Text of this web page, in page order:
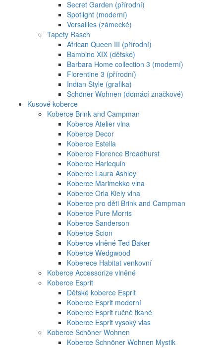
Secret Garden (přírodní)
Spotlight (moderní)
Versailles (zámecké)
Tapety Rasch
African Queen III (přírodní)
Bambino XIX (dětské)
Barbara Home collection 3 (moderní)
Florentine 3 (přírodní)
Indian Style (grafika)
Schöner Wohnen (domácí značkové)
Kusové koberce
Koberce Brink and Campman
Koberce Atelier vlna
Koberce Decor
Koberce Estella
Koberce Florence Broadhurst
Koberce Harlequin
Koberce Laura Ashley
Koberce Marimekko vlna
Koberce Orla Kiely vlna
Koberce pro děti Brink and Campman
Koberce Pure Morris
Koberce Sanderson
Koberce Scion
Koberce vlněné Ted Baker
Koberce Wedgwood
Koberece Habitat venkovní
Koberce Accessorize vlněné
Koberce Esprit
Dětské koberce Esprit
Koberce Esprit moderní
Koberce Esprit ručně tkané
Koberce Esprit vysoký vlas
Koberce Schöner Wohnen
Koberce Schnöner Wohnen Mystik